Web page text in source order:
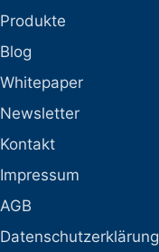
Produkte
Blog
Whitepaper
Newsletter
Kontakt
Impressum
AGB
Datenschutzerklärung